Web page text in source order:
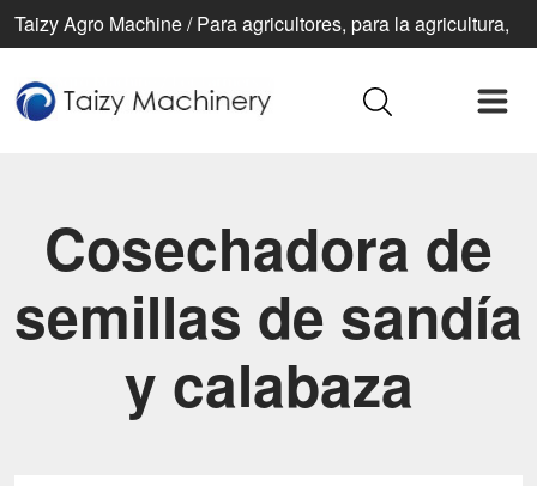
Taizy Agro Machine / Para agricultores, para la agricultura,
Cosechadora de
semillas de sandía
y calabaza